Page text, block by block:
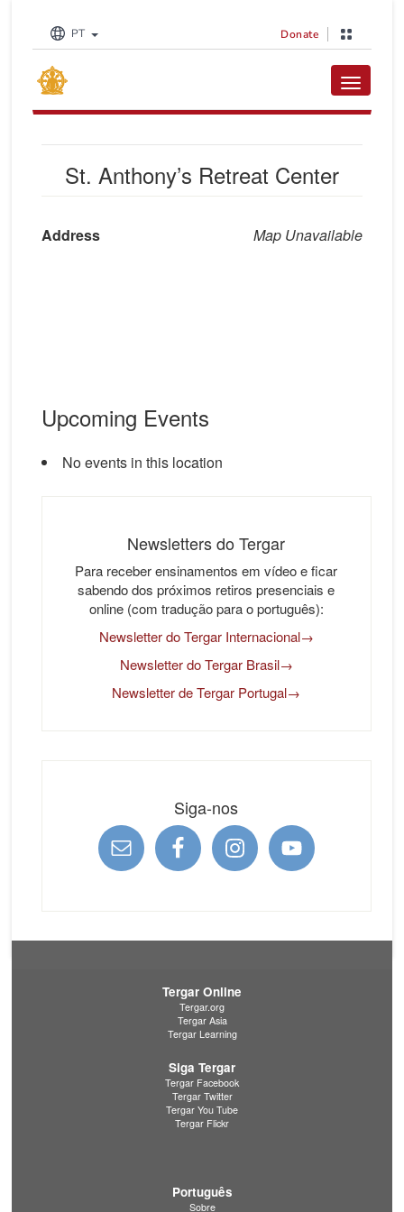
PT Donate
Toggle
St. Anthony’s Retreat Center
Map Unavailable
Address
Upcoming Events
No events in this location
Newsletters do Tergar
Para receber ensinamentos em vídeo e ficar
sabendo dos próximos retiros presenciais e
online (com tradução para o português):
Newsletter do Tergar Internacional→
Newsletter do Tergar Brasil→
Newsletter de Tergar Portugal→
Siga-nos
Tergar Online
Tergar.org
Tergar Asia
Tergar Learning
Siga Tergar
Tergar Facebook
Tergar Twitter
Tergar You Tube
Tergar Flickr
Português
Sobre